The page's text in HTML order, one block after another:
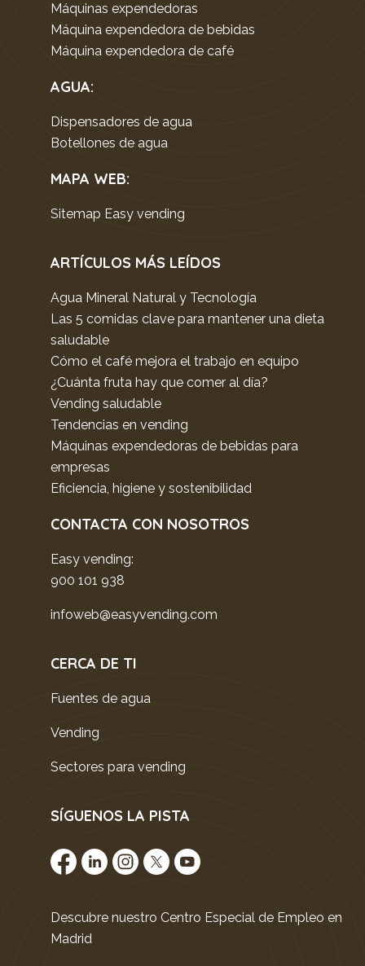
Máquinas expendedoras
Máquina expendedora de bebidas
Máquina expendedora de café
AGUA:
Dispensadores de agua
Botellones de agua
MAPA WEB:
Sitemap Easy vending
ARTÍCULOS MÁS LEÍDOS
Agua Mineral Natural y Tecnología
Las 5 comidas clave para mantener una dieta
saludable
Cómo el café mejora el trabajo en equipo
¿Cuánta fruta hay que comer al día?
Vending saludable
Tendencias en vending
Máquinas expendedoras de bebidas para
empresas
Eficiencia, higiene y sostenibilidad
CONTACTA CON NOSOTROS
Easy vending:
900 101 938
infoweb@easyvending.com
CERCA DE TI
Fuentes de agua
Vending
Sectores para vending
SÍGUENOS LA PISTA
Descubre nuestro Centro Especial de Empleo en
Madrid